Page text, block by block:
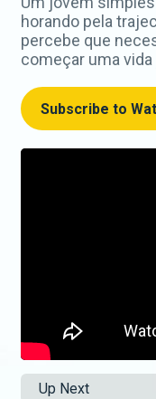
horando pela
percebe que
começar uma
Subscribe to
Up Next